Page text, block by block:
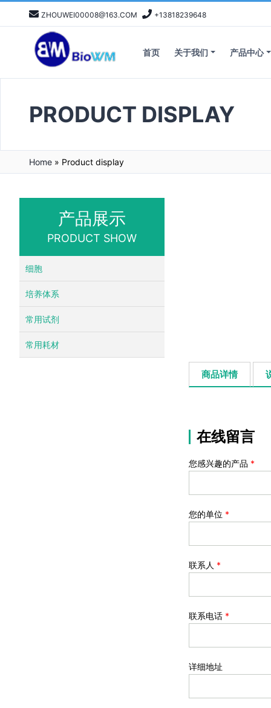
ZHOUWEI00008@163.COM +13818239648
首页 关于我们 产品中心
PRODUCT DISPLAY
Home » Product display
产品展示
PRODUCT SHOW
细胞
培养体系
常用试剂
常用耗材
商品详情
在线留言
您感兴趣的产品 *
您的单位 *
联系人 *
联系电话 *
详细地址